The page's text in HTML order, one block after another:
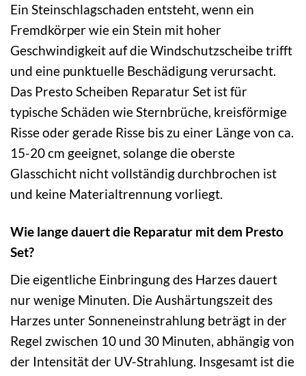
Ein Steinschlagschaden entsteht, wenn ein
Fremdkörper wie ein Stein mit hoher
Geschwindigkeit auf die Windschutzscheibe trifft
und eine punktuelle Beschädigung verursacht.
Das Presto Scheiben Reparatur Set ist für
typische Schäden wie Sternbrüche, kreisförmige
Risse oder gerade Risse bis zu einer Länge von ca.
15-20 cm geeignet, solange die oberste
Glasschicht nicht vollständig durchbrochen ist
und keine Materialtrennung vorliegt.
Wie lange dauert die Reparatur mit dem Presto
Set?
Die eigentliche Einbringung des Harzes dauert
nur wenige Minuten. Die Aushärtungszeit des
Harzes unter Sonneneinstrahlung beträgt in der
Regel zwischen 10 und 30 Minuten, abhängig von
der Intensität der UV-Strahlung. Insgesamt ist die